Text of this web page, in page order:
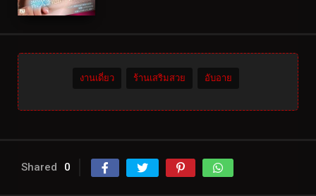
งานเดี่ยว ร้านเสริมสวย อับอาย
Shared 0